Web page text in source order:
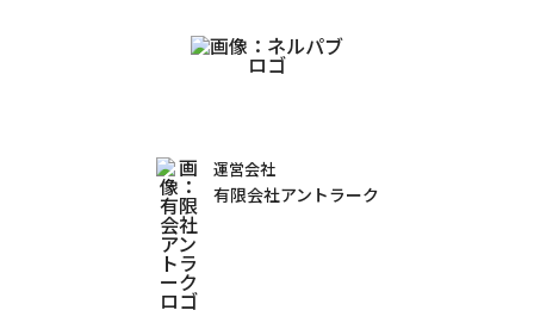
運営会社
有限会社アントラーク